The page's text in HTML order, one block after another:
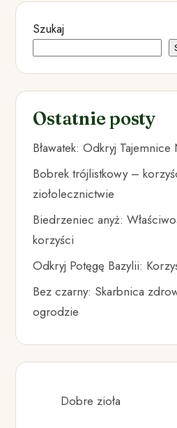
Szukaj
Ostatnie posty
Bławatek: Odkryj Tajemnice
Bobrek trójlistkowy –
ziołolecznictwie
Biedrzeniec anyż:
korzyści
Odkryj Potęgę Bazylii:
Bez czarny: Skarbnica
ogrodzie
Dobre zioła